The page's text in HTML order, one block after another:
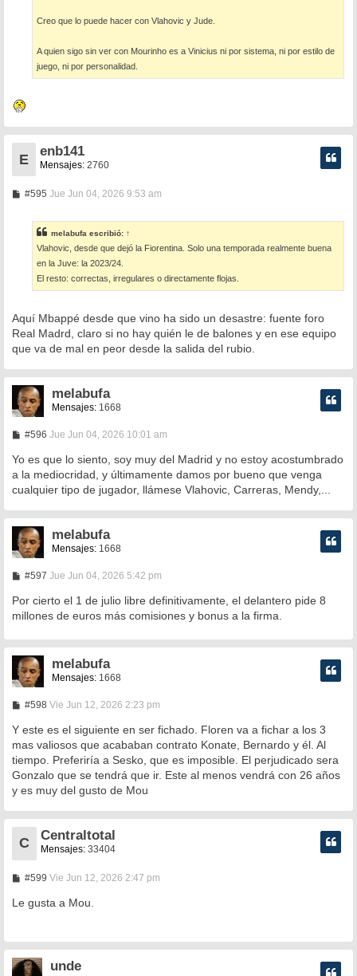
Creo que lo puede hacer con Vlahovic y Jude.
A quien sigo sin ver con Mourinho es a Vinicius ni por sistema, ni por estilo de
juego, ni por personalidad.
E
enb141
Mensajes: 2760
#595M
s
a
j
e
Jue Jun 04, 2026 9:53 am
melabufa escribió: ↑
Vlahovic, desde que dejó la Fiorentina. Solo una temporada realmente buena
en la Juve: la 2023/24.
El resto: correctas, irregulares o directamente flojas.
Aquí Mbappé desde que vino ha sido un desastre: fuente foro
Real Madrd, claro si no hay quién le de balones y en ese equipo
que va de mal en peor desde la salida del rubio.
melabufa
Mensajes: 1668
#596M
n
s
a
j
Jue Jun 04, 2026 10:01 am
Yo es que lo siento, soy muy del Madrid y no estoy acostumbrado
a la mediocridad, y últimamente damos por bueno que venga
cualquier tipo de jugador, llámese Vlahovic, Carreras, Mendy,...
melabufa
Mensajes: 1668
#597M
n
s
a
e
Jue Jun 04, 2026 5:42 pm
Por cierto el 1 de julio libre definitivamente, el delantero pide 8
millones de euros más comisiones y bonus a la firma.
melabufa
Mensajes: 1668
#598M
n
s
a
j
e
Vie Jun 12, 2026 2:23 pm
Y este es el siguiente en ser fichado. Floren va a fichar a los 3
mas valiosos que acababan contrato Konate, Bernardo y él. Al
tiempo. Preferiría a Sesko, que es imposible. El perjudicado sera
Gonzalo que se tendrá que ir. Este al menos vendrá con 26 años
y es muy del gusto de Mou
C
Centraltotal
Mensajes: 33404
#599M
n
e
Vie Jun 12, 2026 2:47 pm
Le gusta a Mou.
unde